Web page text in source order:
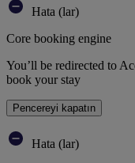
Hata (lar)
Core booking engine
You’ll be redirected to
book your stay
Pencereyi kapatın
Hata (lar)